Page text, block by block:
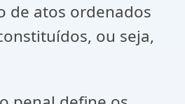
de atos ordenados
ou seja,